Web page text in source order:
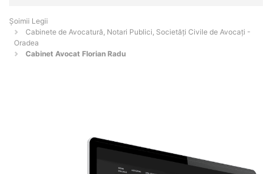
Șoimii Legii
Cabinete de Avocatură, Notari Publici, Societăți Civile de Avocați -
Oradea
Cabinet Avocat Florian Radu